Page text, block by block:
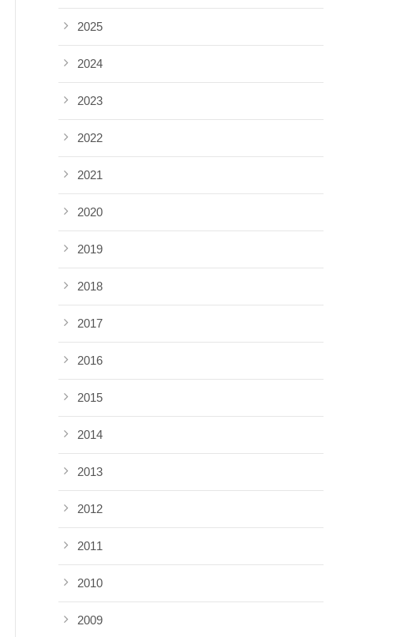
2025
2024
2023
2022
2021
2020
2019
2018
2017
2016
2015
2014
2013
2012
2011
2010
2009